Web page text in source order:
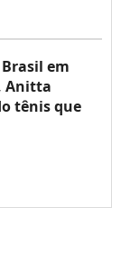
em
Anitta
tênis que